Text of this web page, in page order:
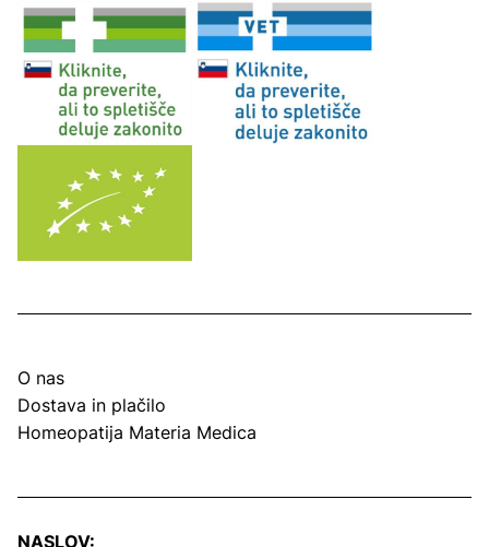
O nas
Dostava in plačilo
Homeopatija Materia Medica
NASLOV: